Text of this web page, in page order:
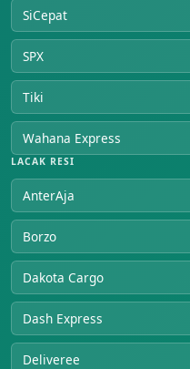
SiCepat
SPX
Tiki
Wahana Express
LACAK RESI
AnterAja
Borzo
Dakota Cargo
Dash Express
Deliveree